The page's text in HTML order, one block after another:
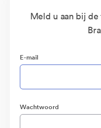
Meld u aan bij
E-mail
Wachtwoord